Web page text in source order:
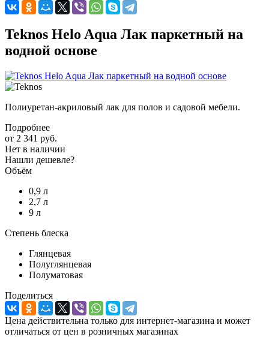
Teknos Helo Aqua Лак паркетный на
водной основе
Полиуретан-акриловый лак для полов и садовой мебели.
Подробнее
от 2 341 руб.
Нет в наличии
Нашли дешевле?
Объём
0,9 л
2,7 л
9 л
Степень блеска
Глянцевая
Полуглянцевая
Полуматовая
Поделиться
Цена действительна только для интернет-магазина и может
отличаться от цен в розничных магазинах